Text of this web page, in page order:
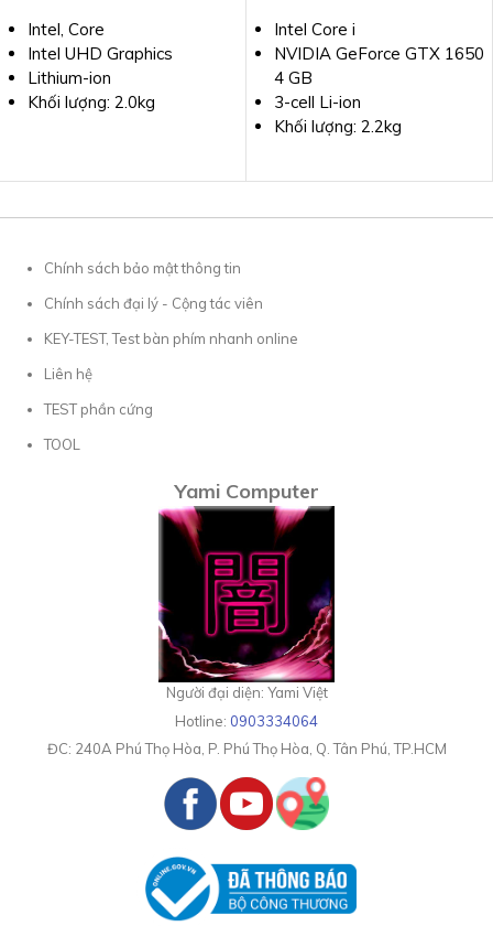
Intel, Core
Intel UHD Graphics
Lithium-ion
Khối lượng: 2.0kg
Intel Core i
NVIDIA GeForce GTX 1650
4 GB
3-cell Li-ion
Khối lượng: 2.2kg
Chính sách bảo mật thông tin
Chính sách đại lý - Cộng tác viên
KEY-TEST, Test bàn phím nhanh online
Liên hệ
TEST phần cứng
TOOL
Yami Computer
Người đại diện: Yami Việt
Hotline: 0903334064
ĐC: 240A Phú Thọ Hòa, P. Phú Thọ Hòa, Q. Tân Phú, TP.HCM